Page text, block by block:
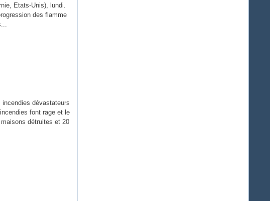
Etats-Unis), lundi.
des flamme
incendies dévastateurs
font rage et le
détruites et 20